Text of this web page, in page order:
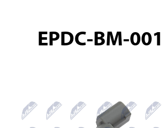
EPDC-BM-001